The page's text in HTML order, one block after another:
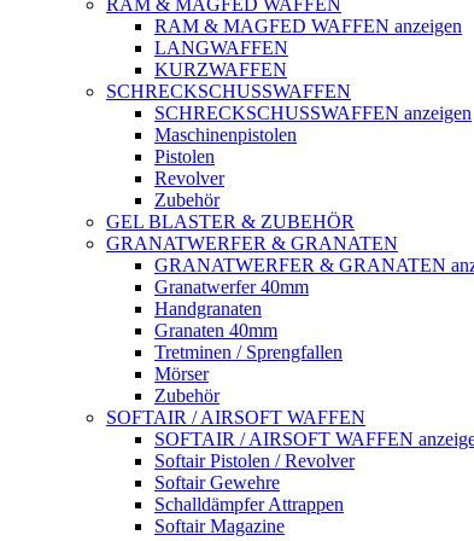
RAM & MAGFED WAFFEN
RAM & MAGFED WAFFEN anzeigen
LANGWAFFEN
KURZWAFFEN
SCHRECKSCHUSSWAFFEN
SCHRECKSCHUSSWAFFEN anzeigen
Maschinenpistolen
Pistolen
Revolver
Zubehör
GEL BLASTER & ZUBEHÖR
GRANATWERFER & GRANATEN
GRANATWERFER & GRANATEN
Granatwerfer 40mm
Handgranaten
Granaten 40mm
Tretminen / Sprengfallen
Mörser
Zubehör
SOFTAIR / AIRSOFT WAFFEN
SOFTAIR / AIRSOFT WAFFEN
Softair Pistolen / Revolver
Softair Gewehre
Schalldämpfer Attrappen
Softair Magazine